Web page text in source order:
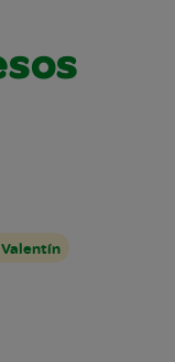
Valentín